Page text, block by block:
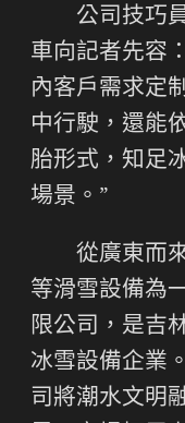
公司技巧
車向記者先容
內客戶需求定
中行駛，還能
胎形式，知足
場景。”
從廣東而
等滑雪設備為
限公司，是吉
冰雪設備企業
司將潮水文明